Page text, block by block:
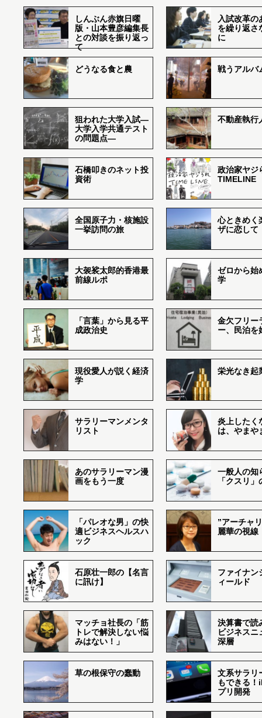
しんぶん赤旗日曜
版・山本豊彦編集長
との対談を振り返っ
て
入試改革の
を繰り返さ
に
どうなる食と農 戦うアルバ
狙われた大学入試―
大学入学共通テスト
の問題点―
不動産執行
石橋叩きのネット投
資術
政治家ヤジ
TIMELINE
全国原子力・核施設
一挙訪問の旅
心ときめく
ザに恋して
大袈裟太郎的香港最
前線ルポ
ゼロから始
学
「言葉」から見る平
成政治史
金欠フリー
ー、民泊を
現役愛人が説く経済
学
栄光なき起
サラリーマンメンタ
リスト
炎上したく
は、やまや
あのサラリーマン漫
画をもう一度
一般人の知
「クスリ
「パレオな男」の快
適ビジネスヘルスハ
ック
”アーチャ
麗華の視線
石原壮一郎の【名言
に訊け】
ファイナン
ィールド
マッチョ社長の「筋
トレで解決しない悩
みはない！」
決算書で読
ビジネスニ
深層
草の根保守の蠢動
文系サラリ
もできる
プリ開発